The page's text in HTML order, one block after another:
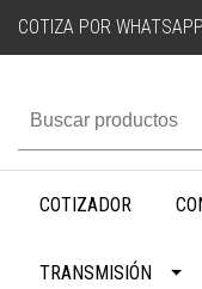
COTIZA POR WHATSAPP
COTIZADOR
TRANSMISIÓN